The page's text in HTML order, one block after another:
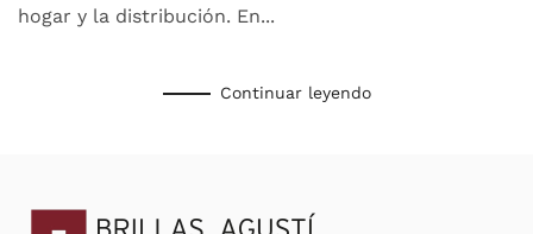
hogar y la distribución. En...
Continuar leyendo